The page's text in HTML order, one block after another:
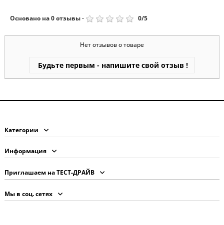
Основано на0отзывы- 0/5
Нет отзывов о товаре
Будьте первым - напишите свой отзыв !
Категории
Информация
Приглашаем на ТЕСТ-ДРАЙВ
Мы в соц. сетях